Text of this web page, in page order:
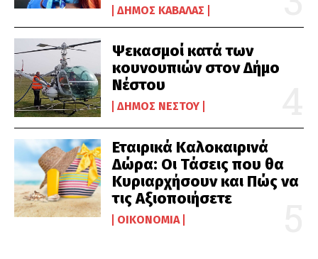
ΔΉΜΟΣ ΚΑΒΆΛΑΣ
Ψεκασμοί κατά των
κουνουπιών στον Δήμο
Νέστου
ΔΉΜΟΣ ΝΈΣΤΟΥ
Εταιρικά Καλοκαιρινά
Δώρα: Οι Τάσεις που θα
Κυριαρχήσουν και Πώς να
τις Αξιοποιήσετε
ΟΙΚΟΝΟΜΊΑ